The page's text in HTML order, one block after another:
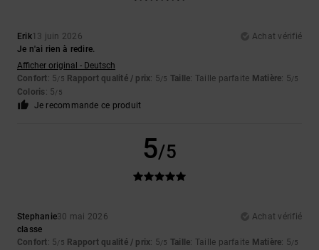
Erik13 juin 2026
Achat vérifié
Je n'ai rien à redire.
Afficher original - Deutsch
Confort: 5/5 Rapport qualité / prix: 5/5 Taille: Taille parfaite Matière: 5/5
Coloris: 5/5
Je recommande ce produit
5/5
Stephanie30 mai 2026
Achat vérifié
classe
Confort: 5/5 Rapport qualité / prix: 5/5 Taille: Taille parfaite Matière: 5/5